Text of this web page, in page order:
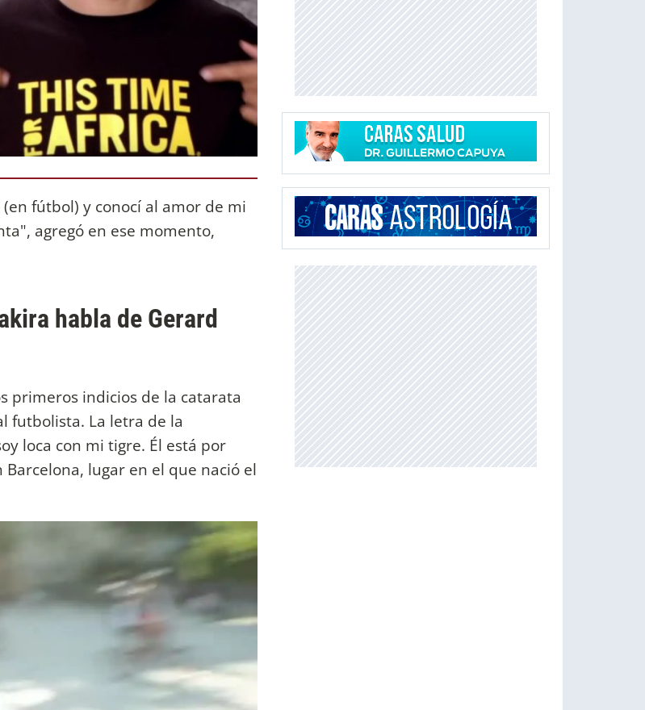
fútbol) y conocí al amor de mi
agregó en ese momento,
habla de Gerard
primeros indicios de la catarata
futbolista. La letra de la
loca con mi tigre. Él está por
lugar en el que nació el